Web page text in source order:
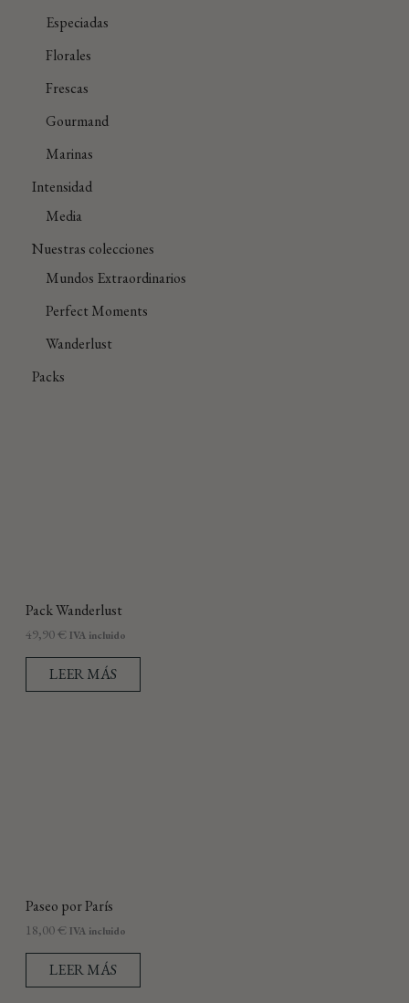
Especiadas
Florales
Frescas
Gourmand
Marinas
Intensidad
Media
Nuestras colecciones
Mundos Extraordinarios
Perfect Moments
Wanderlust
Packs
Pack Wanderlust
49,90€ IVA incluido
LEER MÁS
Paseo por París
18,00€ IVA incluido
LEER MÁS